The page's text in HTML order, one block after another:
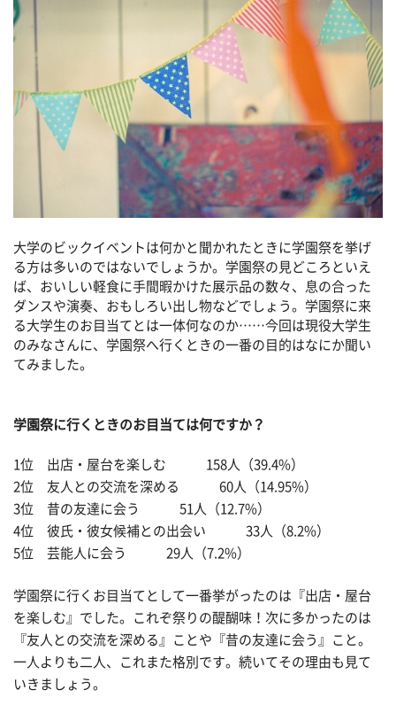
大学のビックイベントは何かと聞かれたときに学園祭を挙げ
る方は多いのではないでしょうか。学園祭の見どころといえ
ば、おいしい軽食に手間暇かけた展示品の数々、息の合った
ダンスや演奏、おもしろい出し物などでしょう。学園祭に来
る大学生のお目当てとは一体何なのか……今回は現役大学生
のみなさんに、学園祭へ行くときの一番の目的はなにか聞い
てみました。
学園祭に行くときのお目当ては何ですか？
1位 出店・屋台を楽しむ 158人（39.4%）
2位 友人との交流を深める 60人（14.95%）
3位 昔の友達に会う 51人（12.7%）
4位 彼氏・彼女候補との出会い 33人（8.2%）
5位 芸能人に会う 29人（7.2%）
学園祭に行くお目当てとして一番挙がったのは『出店・屋台
を楽しむ』でした。これぞ祭りの醍醐味！次に多かったのは
『友人との交流を深める』ことや『昔の友達に会う』こと。
一人よりも二人、これまた格別です。続いてその理由も見て
いきましょう。